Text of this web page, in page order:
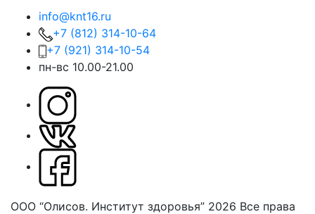
info@knt16.ru
+7 (812) 314-10-64
+7 (921) 314-10-54
пн-вс 10.00-21.00
ООО “Олисов. Институт здоровья” 2026 Все права